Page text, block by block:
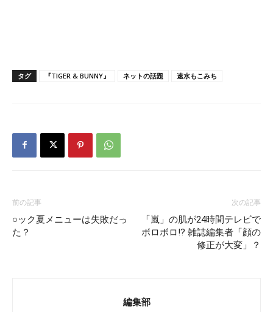
タグ 『TIGER & BUNNY』 ネットの話題 速水もこみち
前の記事
○ック夏メニューは失敗だっ
た？
次の記事
「嵐」の肌が24時間テレビで
ボロボロ!? 雑誌編集者「顔の
修正が大変」？
編集部